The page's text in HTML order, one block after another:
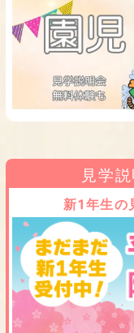
見学
新1年生の